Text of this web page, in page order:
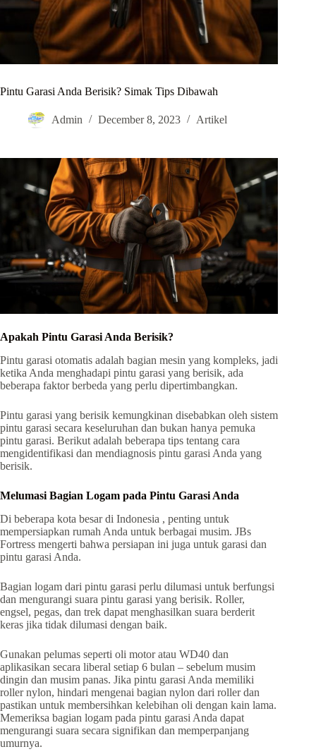
Pintu Garasi Anda Berisik? Simak Tips Dibawah
Admin December 8, 2023 Artikel
Apakah Pintu Garasi Anda Berisik?
Pintu garasi otomatis adalah bagian mesin yang kompleks, jadi
ketika Anda menghadapi pintu garasi yang berisik, ada
beberapa faktor berbeda yang perlu dipertimbangkan.
Pintu garasi yang berisik kemungkinan disebabkan oleh sistem
pintu garasi secara keseluruhan dan bukan hanya pemuka
pintu garasi. Berikut adalah beberapa tips tentang cara
mengidentifikasi dan mendiagnosis pintu garasi Anda yang
berisik.
Melumasi Bagian Logam pada Pintu Garasi Anda
Di beberapa kota besar di Indonesia , penting untuk
mempersiapkan rumah Anda untuk berbagai musim. JBs
Fortress mengerti bahwa persiapan ini juga untuk garasi dan
pintu garasi Anda.
Bagian logam dari pintu garasi perlu dilumasi untuk berfungsi
dan mengurangi suara pintu garasi yang berisik. Roller,
engsel, pegas, dan trek dapat menghasilkan suara berderit
keras jika tidak dilumasi dengan baik.
Gunakan pelumas seperti oli motor atau WD40 dan
aplikasikan secara liberal setiap 6 bulan – sebelum musim
dingin dan musim panas. Jika pintu garasi Anda memiliki
roller nylon, hindari mengenai bagian nylon dari roller dan
pastikan untuk membersihkan kelebihan oli dengan kain lama.
Memeriksa bagian logam pada pintu garasi Anda dapat
mengurangi suara secara signifikan dan memperpanjang
umurnya.